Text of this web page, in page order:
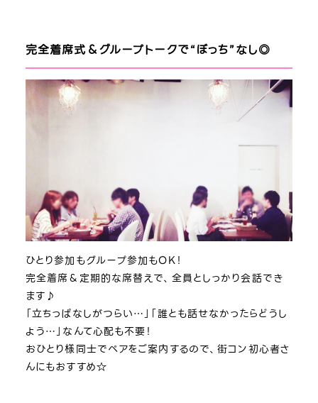
完全着席式＆グループトークで“ぼっち”なし◎
ひとり参加もグループ参加もOK！
完全着席＆定期的な席替えで、全員としっかり会話でき
ます♪
「立ちっぱなしがつらい…」「誰とも話せなかったらどうし
よう…」なんて心配も不要！
おひとり様同士でペアをご案内するので、街コン初心者さ
んにもおすすめ☆